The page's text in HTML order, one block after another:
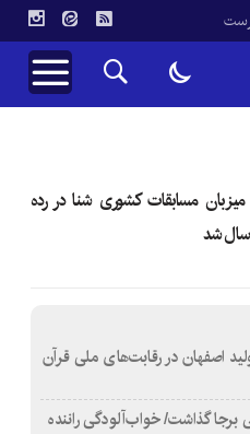
میزبان مسابقات کشوری شنا در رده
اصفهان در رقابت‌های ملی قرآن
سمند در فریدن ۴ فوتی برجا گذاشت/ خواب‌آلودگی راننده